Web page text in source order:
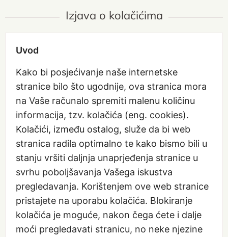
Izjava o kolačićima
Uvod
Kako bi posjećivanje naše internetske
stranice bilo što ugodnije, ova stranica mora
na Vaše računalo spremiti malenu količinu
informacija, tzv. kolačića (eng. cookies).
Kolačići, između ostalog, služe da bi web
stranica radila optimalno te kako bismo bili u
stanju vršiti daljnja unaprjeđenja stranice u
svrhu poboljšavanja Vašega iskustva
pregledavanja. Korištenjem ove web stranice
pristajete na uporabu kolačića. Blokiranje
kolačića je moguće, nakon čega ćete i dalje
moći pregledavati stranicu, no neke njezine